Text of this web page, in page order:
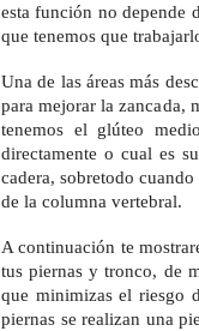
esta función no depende
que tenemos que
Una de las áreas más
para mejorar la zancada,
tenemos el glúteo
directamente o cual es
cadera, sobretodo
de la columna vertebral.
A continuación te
tus piernas y tronco, de
que minimizas el riesgo
piernas se realizan una